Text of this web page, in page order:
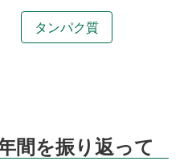
タンパク質
間を振り返って